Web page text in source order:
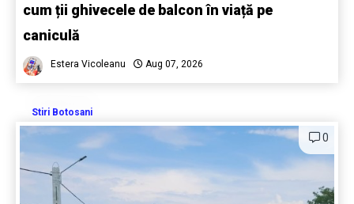
cum ții ghivecele de balcon în viață pe
caniculă
Estera Vicoleanu Aug 07, 2026
Stiri Botosani
0